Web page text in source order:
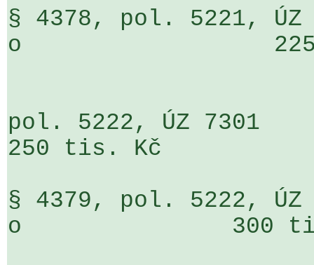
§ 4378, pol. 5221, ÚZ
o                  225
pol. 5222, ÚZ
250 tis. Kč
§ 4379, pol. 5222, ÚZ
o               300